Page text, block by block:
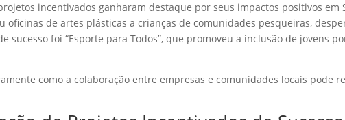
incentivados ganharam destaque por seus impactos positivos em
oficinas de artes plásticas a crianças de comunidades pesqueiras,
sucesso foi “Esporte para Todos”, que promoveu a inclusão de jovens
como a colaboração entre empresas e comunidades locais pode